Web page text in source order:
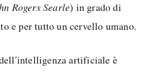
Rogers Searle) in grado di
e per tutto un cervello umano.
artificiale è